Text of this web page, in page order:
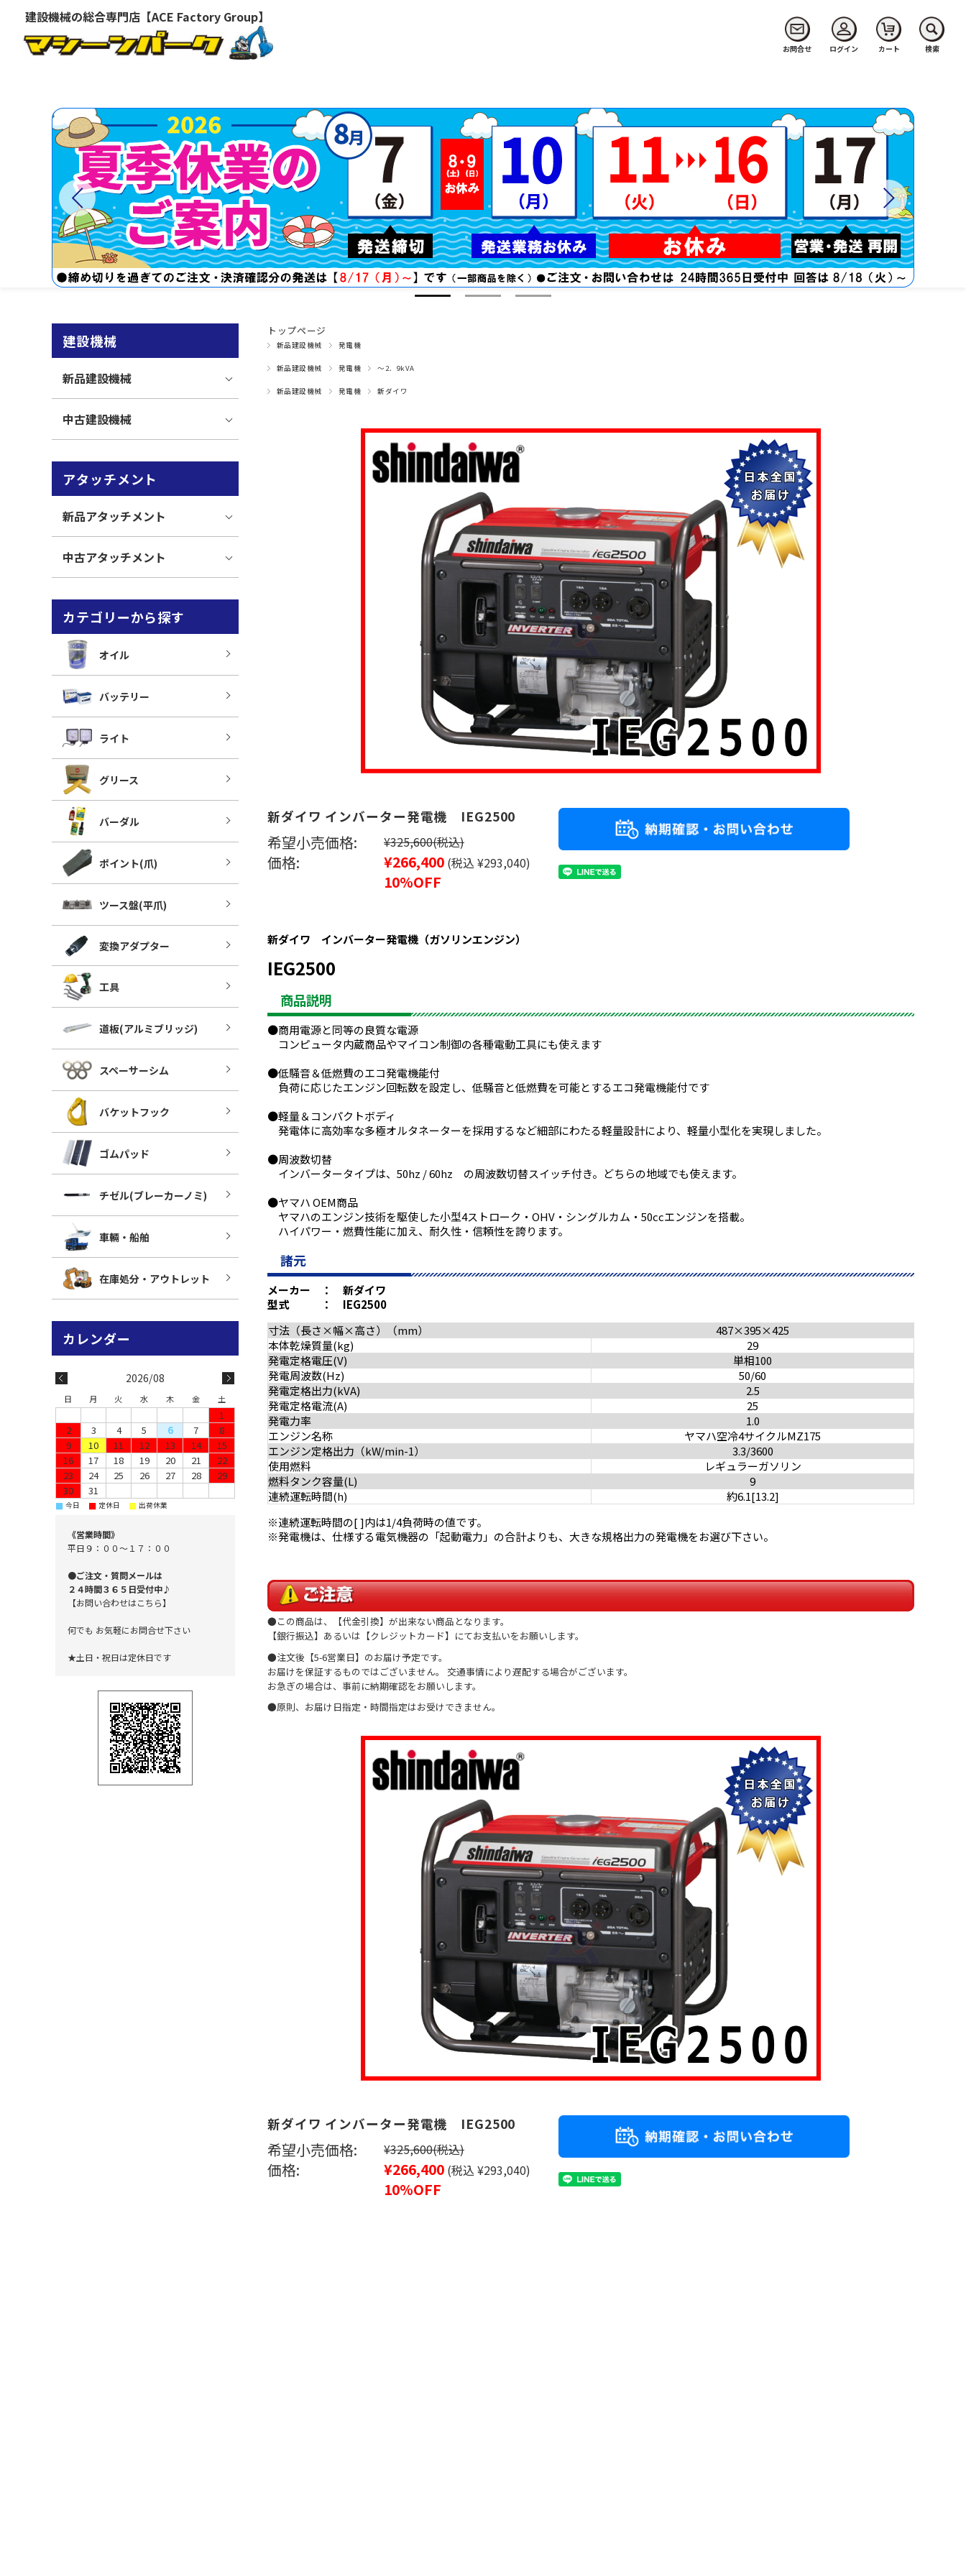
建設機械の総合専門店【ACE Factory Group】
お問合せ ログイン カート 検索
トップページ
新品建設機械 発電機
新品建設機械 発電機 ～2．9kVA
新品建設機械 発電機 新ダイワ
新ダイワ インバーター発電機 IEG2500
希望小売価格: ¥325,600(税込)
価格: ¥266,400 (税込 ¥293,040)
10%OFF
新ダイワ インバーター発電機（ガソリンエンジン）
IEG2500
商品説明
●商用電源と同等の良質な電源
コンピュータ内蔵商品やマイコン制御の各種電動工具にも使えます
●低騒音＆低燃費のエコ発電機能付
負荷に応じたエンジン回転数を設定し、低騒音と低燃費を可能とするエコ発電機能付です
●軽量＆コンパクトボディ
発電体に高効率な多極オルタネーターを採用するなど細部にわたる軽量設計により、軽量小型化を実現しました。
●周波数切替
インバータータイプは、50hz / 60hz の周波数切替スイッチ付き。どちらの地域でも使えます。
●ヤマハ OEM商品
ヤマハのエンジン技術を駆使した小型4ストローク・OHV・シングルカム・50ccエンジンを搭載。
ハイパワー・燃費性能に加え、耐久性・信頼性を誇ります。
諸元
メーカー ： 新ダイワ
型式 ： IEG2500
寸法（長さ×幅×高さ）（mm）
487×395×425
本体乾燥質量(kg)
29
発電定格電圧(V)
単相100
発電周波数(Hz)
50/60
発電定格出力(kVA)
2.5
発電定格電流(A)
25
発電力率
1.0
エンジン名称
ヤマハ空冷4サイクルMZ175
エンジン定格出力（kW/min-1）
3.3/3600
使用燃料
レギュラーガソリン
燃料タンク容量(L)
9
連続運転時間(h)
約6.1[13.2]
※連続運転時間の[ ]内は1/4負荷時の値です。
※発電機は、仕様する電気機器の「起動電力」の合計よりも、大きな規格出力の発電機をお選び下さい。
●この商品は、【代金引換】が出来ない商品となります。
【銀行振込】あるいは【クレジットカード】にてお支払いをお願いします。
●注文後【5-6営業日】のお届け予定です。
お届けを保証するものではございません。 交通事情により遅配する場合がございます。
お急ぎの場合は、事前に納期確認をお願いします。
●原則、お届け日指定・時間指定はお受けできません。
新ダイワ インバーター発電機 IEG2500
希望小売価格: ¥325,600(税込)
価格: ¥266,400 (税込 ¥293,040)
10%OFF
建設機械
新品建設機械
中古建設機械
アタッチメント
新品アタッチメント
中古アタッチメント
カテゴリーから探す
オイル
バッテリー
ライト
グリース
バーダル
ポイント(爪)
ツース盤(平爪)
変換アダプター
工具
道板(アルミブリッジ)
スペーサーシム
バケットフック
ゴムパッド
チゼル(ブレーカーノミ)
車輛・船舶
在庫処分・アウトレット
2026/08
日 月 火 水 木 金 土
1
2
3 4 5 6 7
8
9
10 11 12 13 14
15
16
17 18 19 20 21
22
23
24 25 26 27 28
29
30
31
■ 今日 ■ 定休日 ■ 出荷休業
《営業時間》
平日９：００～１７：００
●ご注文・質問メールは
２４時間３６５日受付中♪
【お問い合わせはこちら】
何でも お気軽にお問合せ下さい
★土日・祝日は定休日です